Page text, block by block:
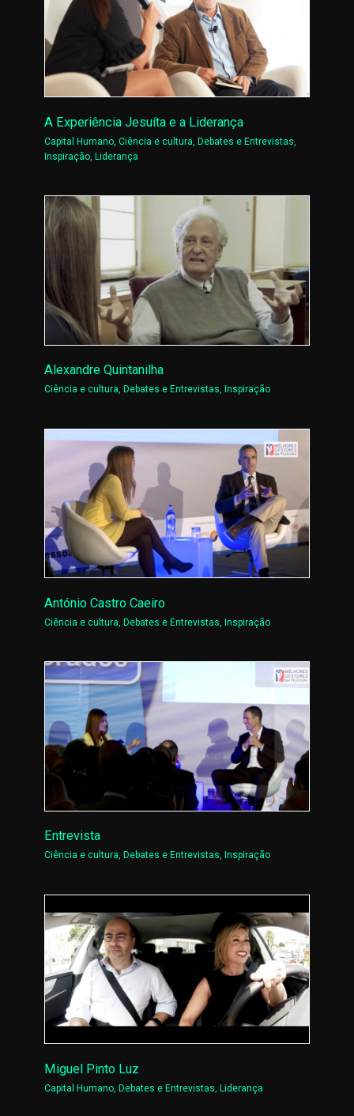
A Experiência Jesuíta e a Liderança
Capital Humano ,Ciência e cultura ,Debates e Entrevistas
Inspiração ,Liderança
Alexandre Quintanilha
Ciência e cultura, Debates e Entrevistas, Inspiração
António Castro Caeiro
Ciência e cultura ,Debates e Entrevistas ,Inspiração
Entrevista
Ciência e cultura, Debates e Entrevistas, Inspiração
Miguel Pinto Luz
Capital Humano ,Debates e Entrevistas ,Liderança